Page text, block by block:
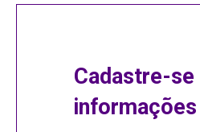
Cadastre-
informações